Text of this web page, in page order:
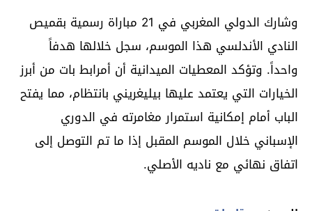
وشارك الدولي المغربي في 21 مباراة رسمية بقميص
النادي الأندلسي هذا الموسم، سجل خلالها هدفاً
واحداً. وتؤكد المعطيات الميدانية أن أمرابط بات من أبرز
الخيارات التي يعتمد عليها بيليغريني بانتظام، مما يفتح
الباب أمام إمكانية استمرار مغامرته في الدوري
الإسباني خلال الموسم المقبل إذا ما تم التوصل إلى
اتفاق نهائي مع ناديه الأصلي.